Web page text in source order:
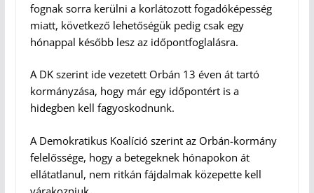
fognak sorra kerülni a korlátozott fogadóképesség
miatt, következő lehetőségük pedig csak egy
hónappal később lesz az időpontfoglalásra.
A DK szerint ide vezetett Orbán 13 éven át tartó
kormányzása, hogy már egy időpontért is a
hidegben kell fagyoskodnunk.
A Demokratikus Koalíció szerint az Orbán-kormány
felelőssége, hogy a betegeknek hónapokon át
ellátatlanul, nem ritkán fájdalmak közepette kell